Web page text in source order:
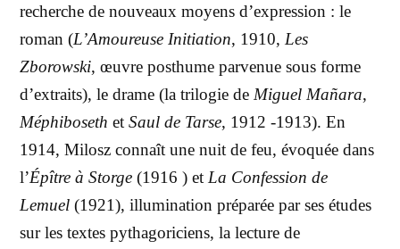
recherche de nouveaux moyens d’expression : le
roman (L’Amoureuse Initiation, 1910, Les
Zborowski, œuvre posthume parvenue sous forme
d’extraits), le drame (la trilogie de Miguel Mañara,
Méphiboseth etSaul de Tarse, 1912 -1913). En
1914, Milosz connaît une nuit de feu, évoquée dans
l’Épître à Storge (1916 ) et La Confession de
Lemuel (1921), illumination préparée par ses études
sur les textes pythagoriciens, la lecture de